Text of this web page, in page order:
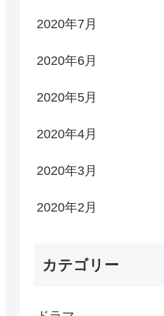
2020年7月
2020年6月
2020年5月
2020年4月
2020年3月
2020年2月
カテゴリー